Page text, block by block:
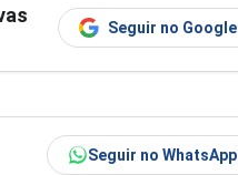
Seguir no Google
Seguir no WhatsApp